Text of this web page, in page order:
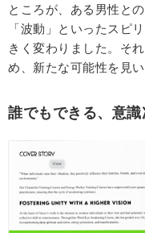
ところが、ある男性と
「波動」といったスピ
きく変わりました。そ
め、新たな可能性を見
誰でもできる、意